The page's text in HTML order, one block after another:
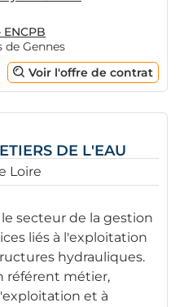
de Gennes
Voir l'offre de contrat
DE L'EAU
Loire
secteur de la gestion
liés à l'exploitation
hydrauliques.
référent métier,
et à